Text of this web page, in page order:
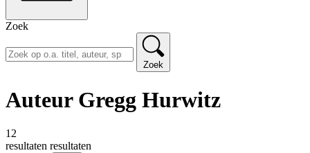
Zoek
Zoek
Auteur Gregg Hurwitz
12
resultaten resultaten